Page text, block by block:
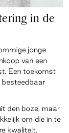
in de
jonge
van een
Een toekomst
besteedbaar
den boze, maar
om die in te
kwaliteit.